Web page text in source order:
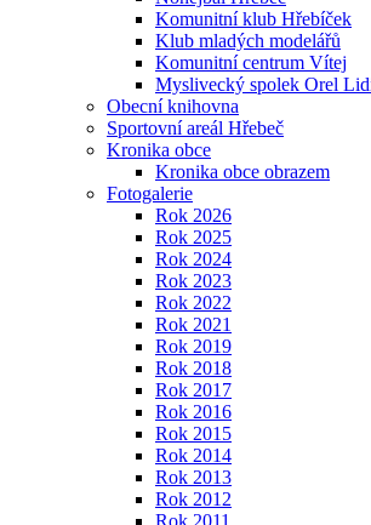
Komunitní klub Hřebíček
Klub mladých modelářů
Komunitní centrum Vítej
Myslivecký spolek Orel
Obecní knihovna
Sportovní areál Hřebeč
Kronika obce
Kronika obce obrazem
Fotogalerie
Rok 2026
Rok 2025
Rok 2024
Rok 2023
Rok 2022
Rok 2021
Rok 2019
Rok 2018
Rok 2017
Rok 2016
Rok 2015
Rok 2014
Rok 2013
Rok 2012
Rok 2011